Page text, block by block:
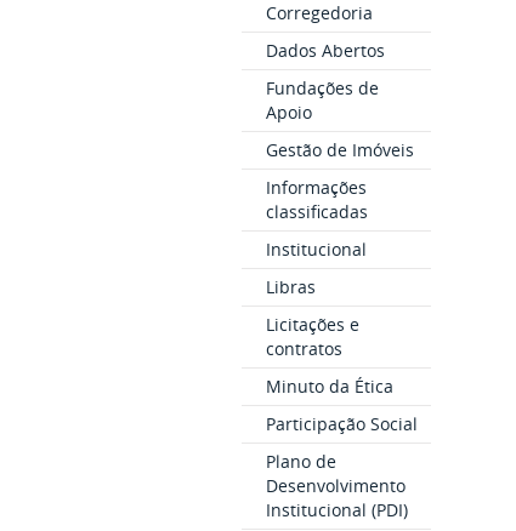
Corregedoria
Dados Abertos
Fundações de
Apoio
Gestão de Imóveis
Informações
classificadas
Institucional
Libras
Licitações e
contratos
Minuto da Ética
Participação Social
Plano de
Desenvolvimento
Institucional (PDI)